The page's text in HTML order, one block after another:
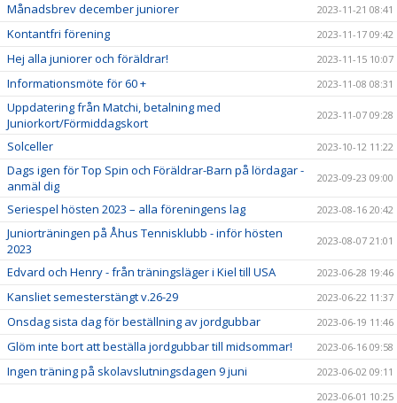
Månadsbrev december juniorer 2023-11-21 08:41
Kontantfri förening 2023-11-17 09:42
Hej alla juniorer och föräldrar! 2023-11-15 10:07
Informationsmöte för 60 + 2023-11-08 08:31
Uppdatering från Matchi, betalning med
Juniorkort/Förmiddagskort
2023-11-07 09:28
Solceller 2023-10-12 11:22
Dags igen för Top Spin och Föräldrar-Barn på lördagar -
anmäl dig
2023-09-23 09:00
Seriespel hösten 2023 – alla föreningens lag 2023-08-16 20:42
Juniorträningen på Åhus Tennisklubb - inför hösten
2023
2023-08-07 21:01
Edvard och Henry - från träningsläger i Kiel till USA 2023-06-28 19:46
Kansliet semesterstängt v.26-29 2023-06-22 11:37
Onsdag sista dag för beställning av jordgubbar 2023-06-19 11:46
Glöm inte bort att beställa jordgubbar till midsommar! 2023-06-16 09:58
Ingen träning på skolavslutningsdagen 9 juni
2023-06-02 09:11
2023-06-01 10:25